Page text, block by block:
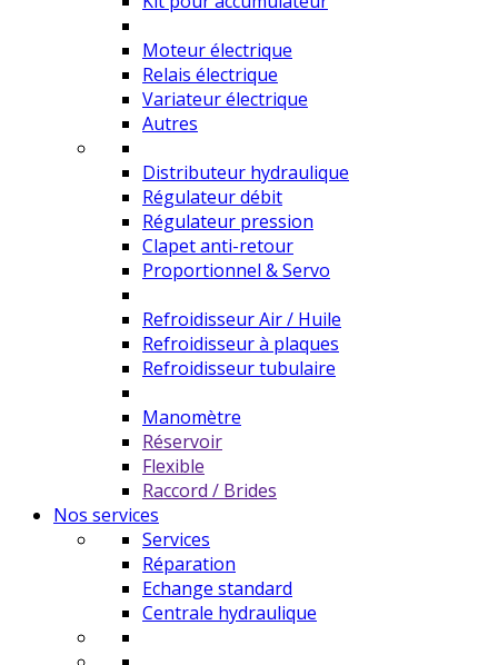
Moteur électrique
Relais électrique
Variateur électrique
Autres
Distributeur hydraulique
Régulateur débit
Régulateur pression
Clapet anti-retour
Proportionnel & Servo
Refroidisseur Air / Huile
Refroidisseur à plaques
Refroidisseur tubulaire
Manomètre
Réservoir
Flexible
Raccord / Brides
Nos services
Services
Réparation
Echange standard
Centrale hydraulique